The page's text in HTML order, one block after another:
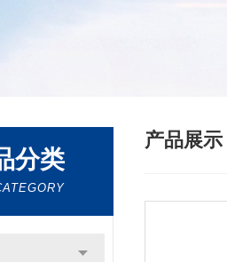
分类
产品展示